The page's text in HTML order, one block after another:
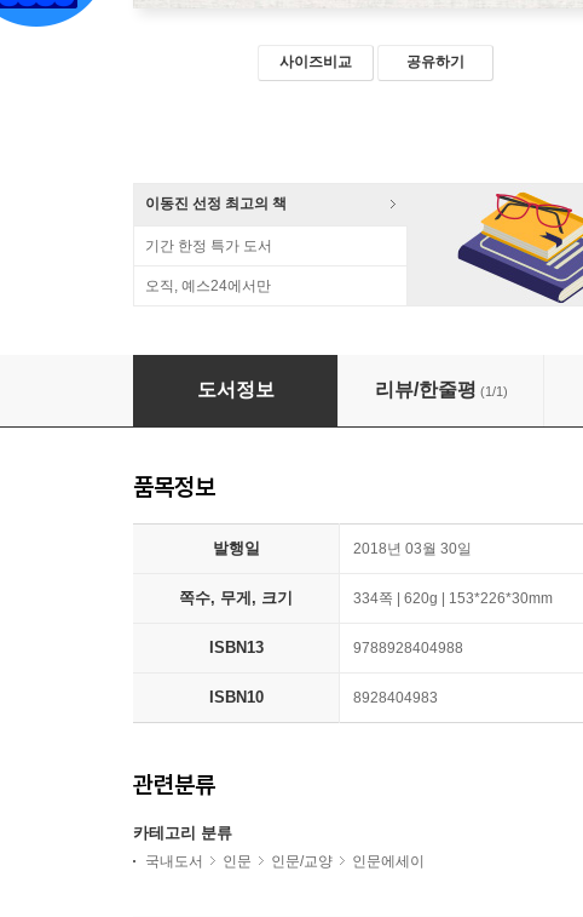
사이즈비교 공유하기
이동진 선정 최고의 책
기간 한정 특가 도서
오직, 예스24에서만
고적정리개론
도서정보 리뷰/한줄평 (1/1)
품목정보
발행일 2018년 03월 30일
쪽수, 무게, 크기 334쪽 | 620g | 153*226*30mm
ISBN13 9788928404988
ISBN10 8928404983
관련분류
카테고리 분류
국내도서 인문 인문/교양 인문에세이